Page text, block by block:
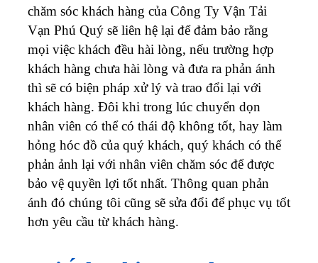
chăm sóc khách hàng của Công Ty Vận Tải
Vạn Phú Quý sẽ liên hệ lại để đảm bảo rằng
mọi việc khách đều hài lòng, nếu trường hợp
khách hàng chưa hài lòng và đưa ra phản ánh
thì sẽ có biện pháp xử lý và trao đổi lại với
khách hàng. Đôi khi trong lúc chuyển dọn
nhân viên có thể có thái độ không tốt, hay làm
hỏng hóc đồ của quý khách, quý khách có thể
phản ảnh lại với nhân viên chăm sóc để được
bảo vệ quyền lợi tốt nhất. Thông quan phản
ánh đó chúng tôi cũng sẽ sửa đổi để phục vụ tốt
hơn yêu cầu từ khách hàng.